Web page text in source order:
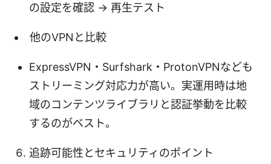
の設定を確認 → 再生テスト
他のVPNと比較
ExpressVPN・Surfshark・ProtonVPNなども
ストリーミング対応力が高い。実運用時は地
域のコンテンツライブラリと認証挙動を比較
するのがベスト。
追跡可能性とセキュリティのポイント